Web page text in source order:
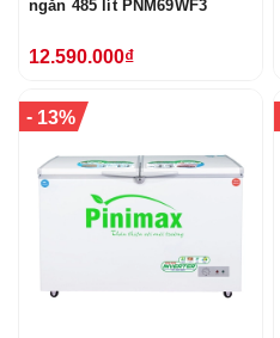
ngăn 485 lít PNM69WF3
12.590.000₫
-13%